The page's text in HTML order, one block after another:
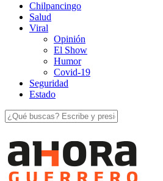
Chilpancingo
Salud
Viral
Opinión
El Show
Humor
Covid-19
Seguridad
Estado